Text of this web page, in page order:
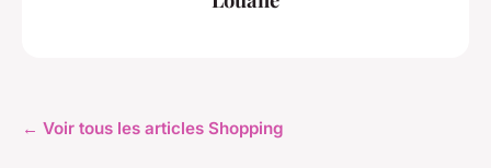
← Voir tous les articles Shopping